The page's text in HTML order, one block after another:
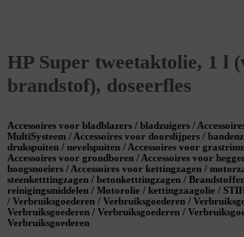
HP Super tweetaktolie, 1 l
brandstof), doseerfles
Accessoires voor bladblazers / bladzuigers /
MultiSysteem / Accessoires voor doorslijpers /
drukspuiten / nevelspuiten / Accessoires voor
Accessoires voor grondboren / Accessoires voor
hoogsnoeiers / Accessoires voor kettingzagen /
steenketttingzagen / betonketttingzagen /
reinigingsmiddelen / Motorolie / kettingzaagolie /
/ Verbruiksgoederen / Verbruiksgoederen /
Verbruiksgoederen / Verbruiksgoederen /
Verbruiksgoederen